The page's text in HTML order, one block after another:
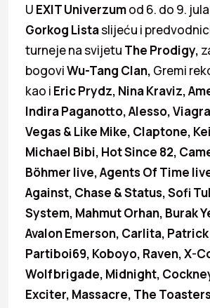
U EXIT Univerzumod 6. do 9.
Gorkog Listaslijeću i
turneje na svijetu The Prodigy,
bogoviWu-Tang Clan, Gremi
kao i Eric Prydz, Nina Kraviz,
Indira Paganotto, Alesso,
Vegas & Like Mike, Claptone,
Michael Bibi, Hot Since 82,
Böhmer live, Agents Of Time
Against, Chase & Status, Sofi
System, Mahmut Orhan, Burak
Avalon Emerson, Carlita,
Partiboi69, Koboyo, Raven, X-
Wolfbrigade, Midnight,
Exciter, Massacre, The